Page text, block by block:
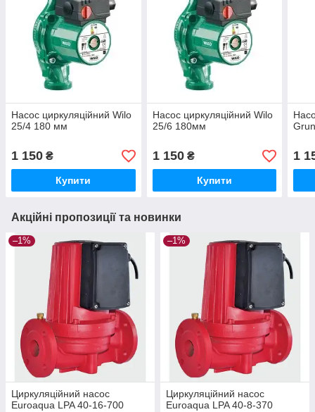
Насос циркуляційний Wilo
25/4 180 мм
1 150 ₴
Купити
Насос циркуляційний Wilo
25/6 180мм
1 150₴
Купити
1
Акційні пропозиції та новинки
–1%
Циркуляційний насос
Euroaqua LPA 40-16-700
–1%
Циркуляційний насос
Euroaqua LPA 40-8-370